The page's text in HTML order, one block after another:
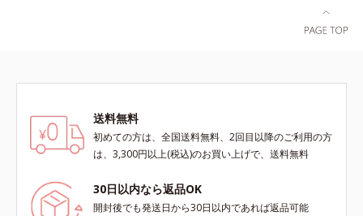
*4 うるおいによる*5 メラノサイト
ミンCとブライトVCコンプレックス
は配合されていません。
方にもおすすめです。ピーリング後
の肌は、しっとりツルツルの触りご
手応えが変わります。お肌の状態に
す。* 乾燥や角質肥厚、キメの乱れ
によるくすみ
送料無料
初めての方は、全国送料無料、2回目以降のご利用の方
は、3,300円以上(税込)のお買い上げで、送料無料
30日以内なら返品OK
開封後でも発送日から30日以内であれば返品可能